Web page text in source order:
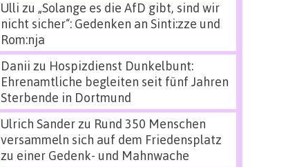
Ulli zu „Solange es die AfD gibt, sind wir
nicht sicher“: Gedenken an Sinti:zze und
Rom:nja
Danii zu Hospizdienst Dunkelbunt:
Ehrenamtliche begleiten seit fünf Jahren
Sterbende in Dortmund
Ulrich Sanderzu Rund 350 Menschen
versammeln sich auf dem Friedensplatz
zu einer Gedenk- und Mahnwache